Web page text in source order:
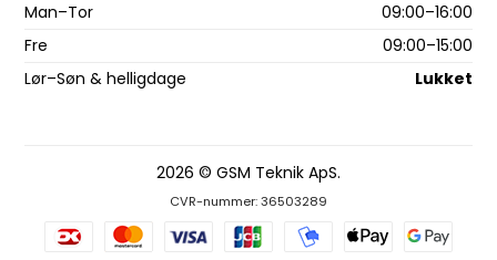
Man–Tor
09:00–16:00
Fre
09:00–15:00
Lør–Søn & helligdage
Lukket
2026 © GSM Teknik ApS.
CVR-nummer: 36503289